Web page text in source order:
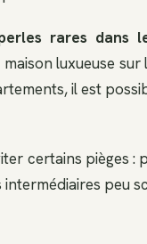
rares dans
luxueuse
il est
certains pièges :
peu